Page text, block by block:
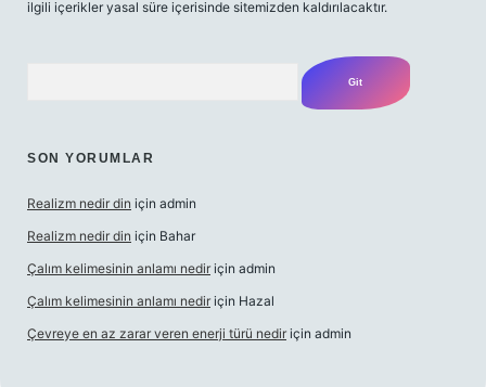
ilgili içerikler yasal süre içerisinde sitemizden kaldırılacaktır.
SON YORUMLAR
Realizm nedir din için admin
Realizm nedir din için Bahar
Çalım kelimesinin anlamı nedir için admin
Çalım kelimesinin anlamı nedir için Hazal
Çevreye en az zarar veren enerji türü nedir için admin